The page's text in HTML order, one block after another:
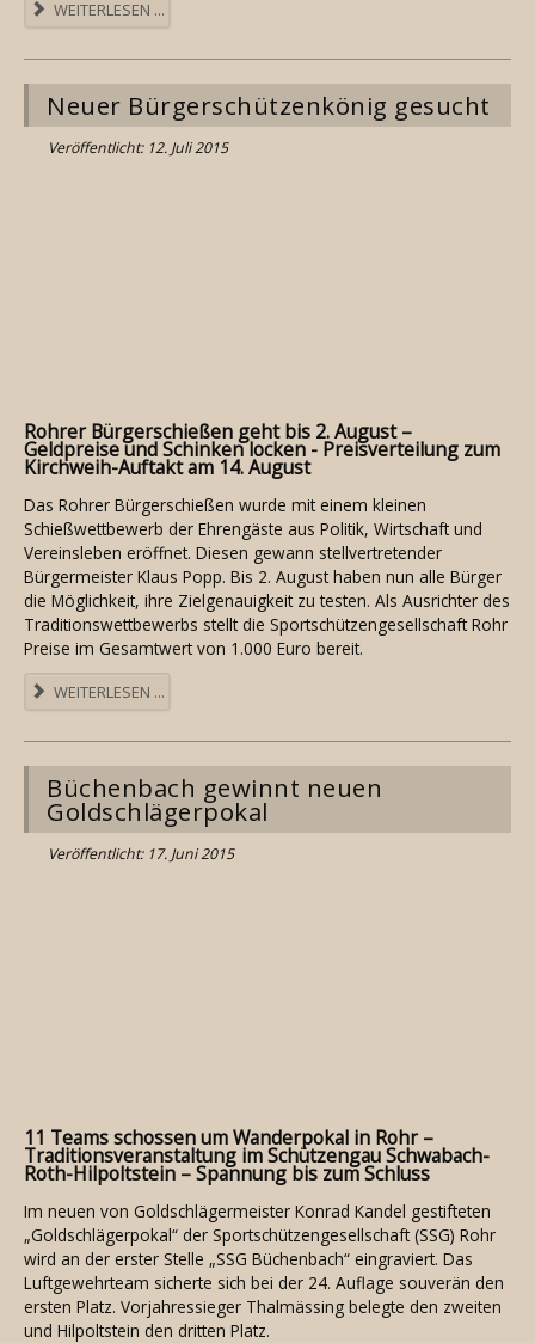
WEITERLESEN ...
Neuer Bürgerschützenkönig gesucht
Veröffentlicht: 12. Juli 2015
Rohrer Bürgerschießen geht bis 2. August –
Geldpreise und Schinken locken - Preisverteilung zum
Kirchweih-Auftakt am 14. August
Das Rohrer Bürgerschießen wurde mit einem kleinen
Schießwettbewerb der Ehrengäste aus Politik, Wirtschaft und
Vereinsleben eröffnet. Diesen gewann stellvertretender
Bürgermeister Klaus Popp. Bis 2. August haben nun alle Bürger
die Möglichkeit, ihre Zielgenauigkeit zu testen. Als Ausrichter des
Traditionswettbewerbs stellt die Sportschützengesellschaft Rohr
Preise im Gesamtwert von 1.000 Euro bereit.
WEITERLESEN ...
Büchenbach gewinnt neuen
Goldschlägerpokal
Veröffentlicht: 17. Juni 2015
11 Teams schossen um Wanderpokal in Rohr –
Traditionsveranstaltung im Schützengau Schwabach-
Roth-Hilpoltstein – Spannung bis zum Schluss
Im neuen von Goldschlägermeister Konrad Kandel gestifteten
„Goldschlägerpokal“ der Sportschützengesellschaft (SSG) Rohr
wird an der erster Stelle „SSG Büchenbach“ eingraviert. Das
Luftgewehrteam sicherte sich bei der 24. Auflage souverän den
ersten Platz. Vorjahressieger Thalmässing belegte den zweiten
und Hilpoltstein den dritten Platz.